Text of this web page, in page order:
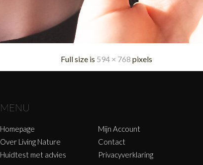
Full size is 594 × 768 pixels
MENU
Homepage
Over Living Nature
Huidtest met advies
Mijn Account
Contact
Privacyverklaring